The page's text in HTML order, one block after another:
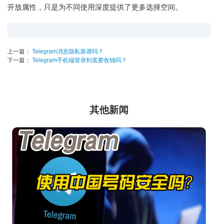
开放属性，只是为不同使用深度提供了更多选择空间。
上一篇： Telegram消息隐私靠谱吗？
下一篇： Telegram手机端登录到底要收钱吗？
其他新闻